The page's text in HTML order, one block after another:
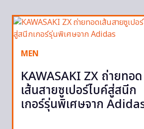
MEN
KAWASAKI ZX ถ่ายทอด
เส้นสายซูเปอร์ไบค์สู่สนีก
เกอร์รุ่นพิเศษจาก